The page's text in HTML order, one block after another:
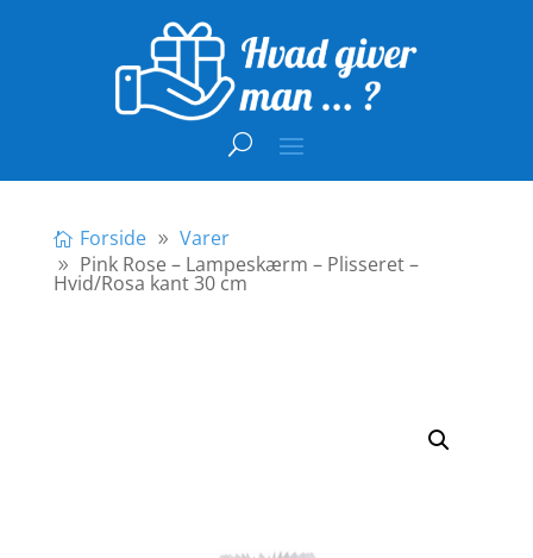
Forside
Varer
Pink Rose – Lampeskærm – Plisseret –
Hvid/Rosa kant 30 cm